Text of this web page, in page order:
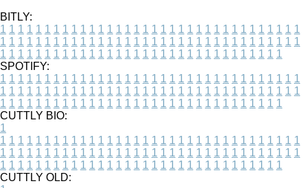
BITLY:
1 1 1 1 1 1 1 1 1 1 1 1 1 1 1 1 1 1 1 1 1 1 1 1 1 1 1 1 1 1 1 1 1 1
1 1 1 1 1 1 1 1 1 1 1 1 1 1 1 1 1 1 1 1 1 1 1 1 1 1 1 1 1 1 1 1 1 1
1 1 1 1 1 1 1 1 1 1 1 1 1 1 1 1 1 1 1 1 1 1 1 1 1 1 1 1 1 1 1 1
SPOTIFY:
1 1 1 1 1 1 1 1 1 1 1 1 1 1 1 1 1 1 1 1 1 1 1 1 1 1 1 1 1 1 1 1 1 1
1 1 1 1 1 1 1 1 1 1 1 1 1 1 1 1 1 1 1 1 1 1 1 1 1 1 1 1 1 1 1 1 1 1
1 1 1 1 1 1 1 1 1 1 1 1 1 1 1 1 1 1 1 1 1 1 1 1 1 1 1 1 1 1 1 1
CUTTLY BIO:
1
1 1 1 1 1 1 1 1 1 1 1 1 1 1 1 1 1 1 1 1 1 1 1 1 1 1 1 1 1 1 1 1 1 1
1 1 1 1 1 1 1 1 1 1 1 1 1 1 1 1 1 1 1 1 1 1 1 1 1 1 1 1 1 1 1 1 1 1
1 1 1 1 1 1 1 1 1 1 1 1 1 1 1 1 1 1 1 1 1 1 1 1 1 1 1 1 1 1 1 1
CUTTLY OLD: